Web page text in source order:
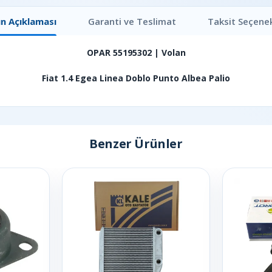
Açıklaması Garanti ve Teslimat Taksit
OPAR 55195302 | Volan
Fiat 1.4 Egea Linea Doblo Punto Albea Palio
Benzer Ürünler